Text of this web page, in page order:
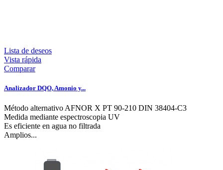
Lista de deseos
Vista rápida
Comparar
Analizador DQO, Amonio y...
Método alternativo AFNOR X PT 90-210 DIN 38404-C3
Medida mediante espectroscopia UV
Es eficiente en agua no filtrada
Amplios...